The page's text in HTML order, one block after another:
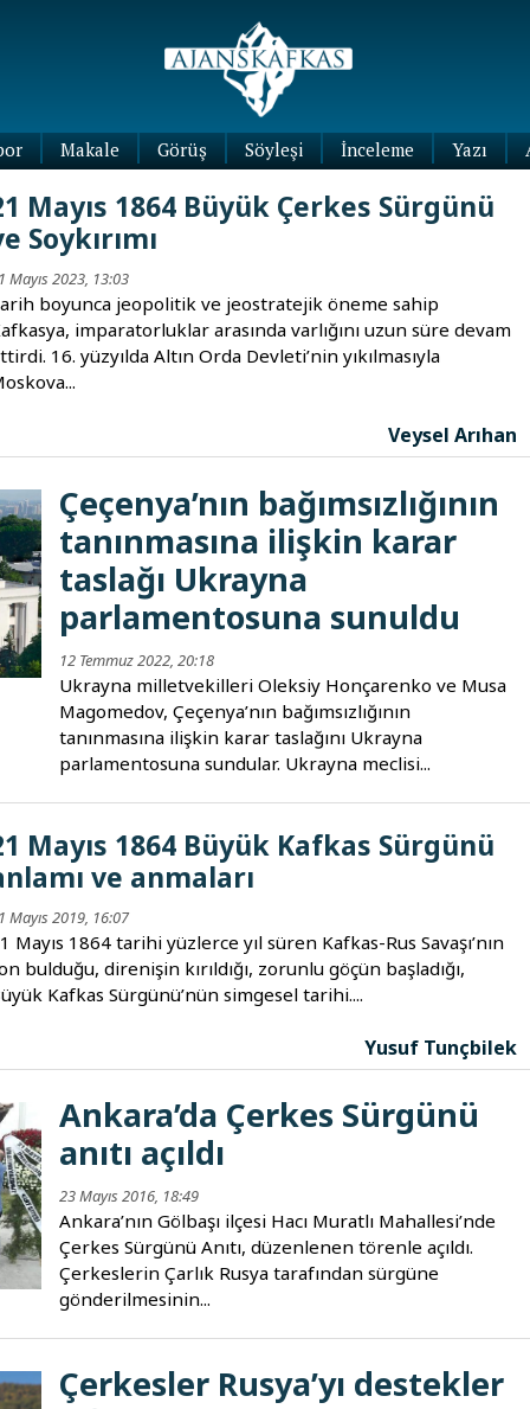
Makale Görüş Söyleşi İnceleme
Yazı
Yazıları
Mayıs 1864 Büyük Çerkes Sürgünü
Soykırımı
Mayıs 2023, 13:03
boyunca jeopolitik ve jeostratejik öneme sahip
imparatorluklar arasında varlığını uzun süre devam
16. yüzyılda Altın Orda Devleti’nin yıkılmasıyla
Veysel Arıhan
Çeçenya’nın bağımsızlığının
tanınmasına ilişkin karar
taslağı Ukrayna
parlamentosuna sunuldu
12 Temmuz 2022, 20:18
Ukrayna milletvekilleri Oleksiy Honçarenko ve Musa
Magomedov, Çeçenya’nın bağımsızlığının
tanınmasına ilişkin karar taslağını Ukrayna
parlamentosuna sundular. Ukrayna meclisi...
Mayıs 1864 Büyük Kafkas Sürgünü
ve anmaları
Mayıs 2019, 16:07
Mayıs 1864 tarihi yüzlerce yıl süren Kafkas-Rus Savaşı’nın
bulduğu, direnişin kırıldığı, zorunlu göçün başladığı,
Kafkas Sürgünü’nün simgesel tarihi....
Yusuf Tunçbilek
Ankara’da Çerkes Sürgünü
anıtı açıldı
23 Mayıs 2016, 18:49
Ankara’nın Gölbaşı ilçesi Hacı Muratlı Mahallesi’nde
Çerkes Sürgünü Anıtı, düzenlenen törenle açıldı.
Çerkeslerin Çarlık Rusya tarafından sürgüne
gönderilmesinin...
Çerkesler Rusya’yı destekler